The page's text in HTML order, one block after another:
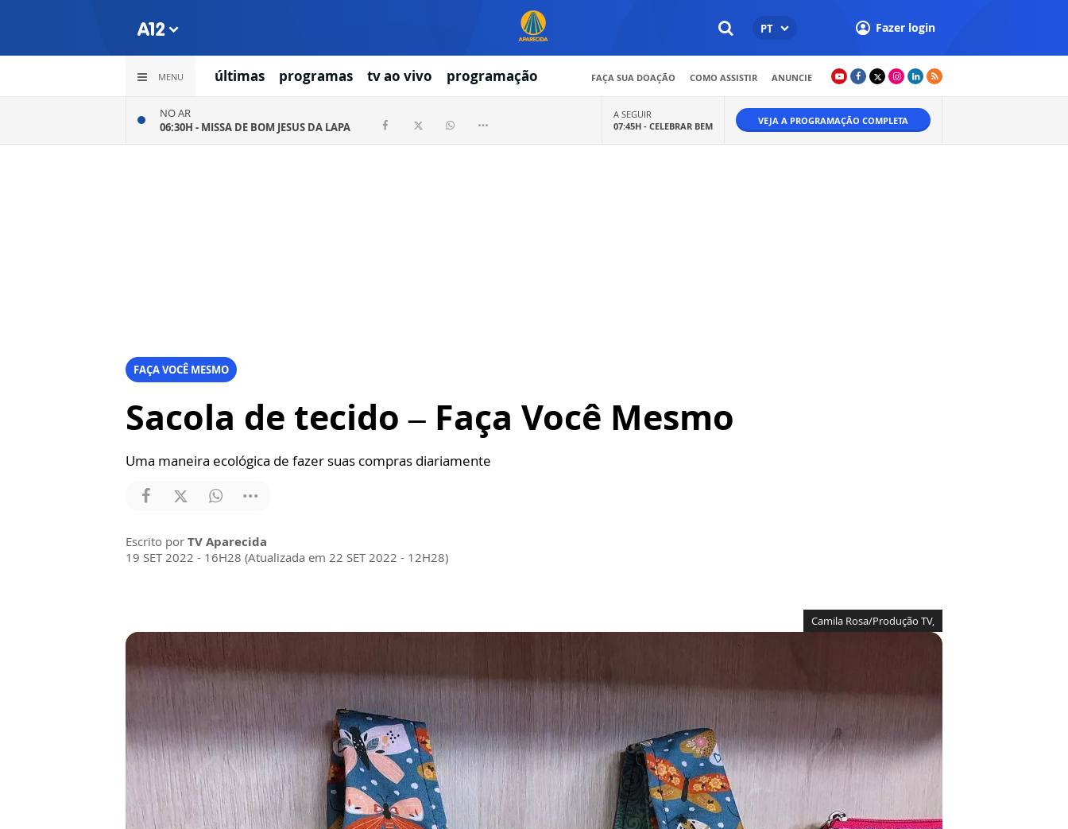
PT Fazer login
MENU últimas programas tv ao vivo programação FAÇA SUA DOAÇÃO COMO ASSISTIR ANUNCIE
NO AR
06:30H - MISSA DE BOM JESUS DA LAPA
A SEGUIR
07:45H - CELEBRAR BEM VEJA A PROGRAMAÇÃO COMPLETA
FAÇA VOCÊ MESMO
Sacola de tecido – Faça Você Mesmo
Uma maneira ecológica de fazer suas compras diariamente
Escrito por TV Aparecida
19 SET 2022 - 16H28 (Atualizada em 22 SET 2022 - 12H28)
Camila Rosa/Produção TV,